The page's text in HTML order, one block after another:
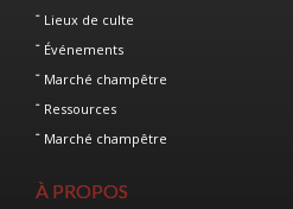
Lieux de culte
Événements
Marché champêtre
Ressources
Marché champêtre
À PROPOS